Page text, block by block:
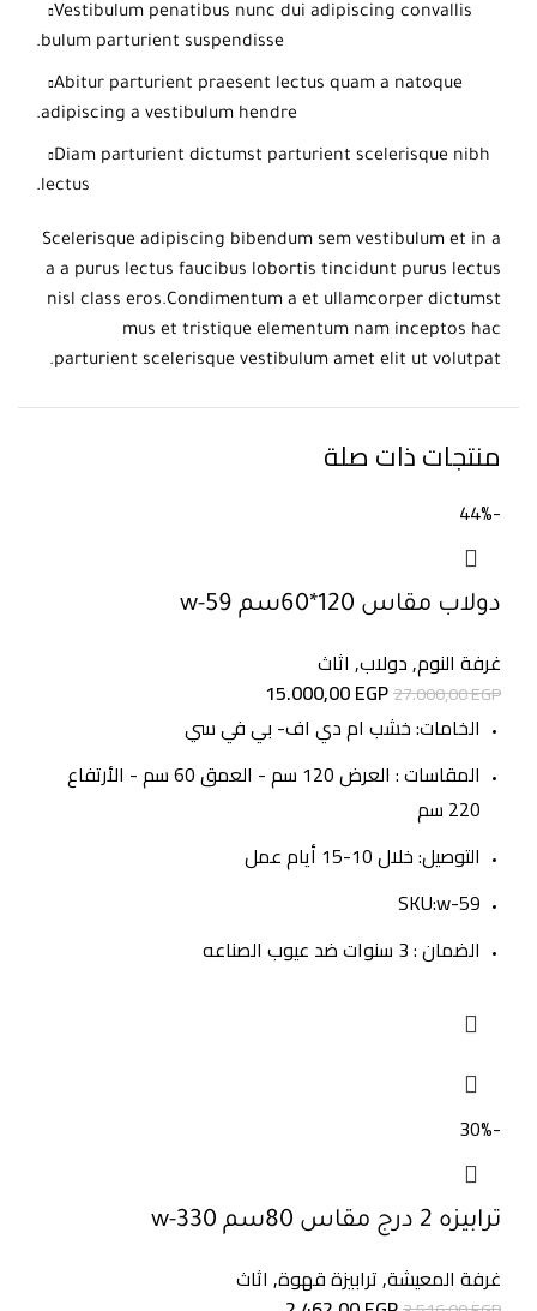
Vestibulum penatibus nunc dui adipiscing convallis
bulum parturient suspendisse.
Abitur parturient praesent lectus quam a natoque
adipiscing a vestibulum hendre.
Diam parturient dictumst parturient scelerisque nibh
lectus.
Scelerisque adipiscing bibendum sem vestibulum et in a
a a purus lectus faucibus lobortis tincidunt purus lectus
nisl class eros.Condimentum a et ullamcorper dictumst
mus et tristique elementum nam inceptos hac
parturient scelerisque vestibulum amet elit ut volutpat.
منتجات ذات صلة
-44%
دولاب مقاس 120*60سم w-59
غرفة النوم,دولاب, اثاث
27.000,00EGP
15.000,00EGP
الخامات: خشب ام دي اف- بي في سي
المقاسات : العرض 120 سم - العمق 60 سم - الأرتفاع
220 سم
التوصيل: خلال 10-15 أيام عمل
SKU:w-59
الضمان : 3 سنوات ضد عيوب الصناعه
-30%
ترابيزه 2 درج مقاس 80سم w-330
غرفة المعيشة,ترابيزة قهوة, اثاث